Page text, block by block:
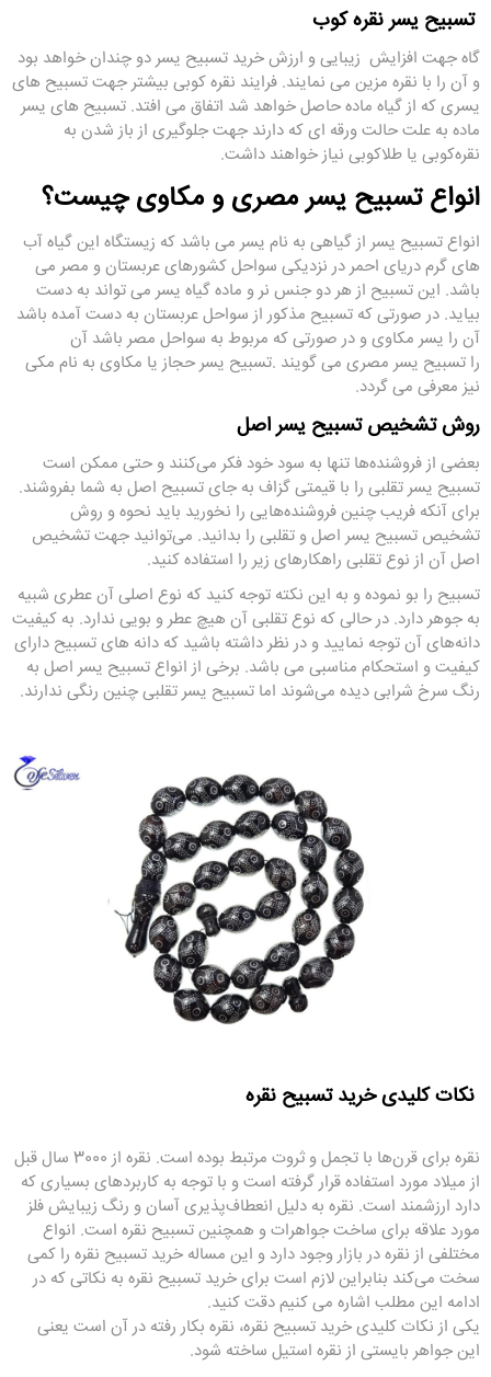
تسبیح یسر نقره کوب
گاه جهت افزایش زیبایی و ارزش خرید تسبیح یسر دو چندان خواهد بود
و آن را با نقره مزین می نمایند. فرایند نقره کوبی بیشتر جهت تسبیح‌‌ های
یسری که از گیاه ماده حاصل خواهد شد اتفاق می‌ افتد. تسبیح ‌های یسر
ماده به علت حالت ورقه ‌ای که دارند جهت جلوگیری از باز شدن به
نقره‌کوبی یا طلا‌کوبی نیاز خواهند داشت.
انواع تسبیح یسر مصری و مکاوی چیست؟
انواع تسبیح یسر از گیاهی به نام یسر می باشد که زیستگاه این گیاه آب
‌های گرم دریای احمر در نزدیکی سواحل کشورهای عربستان و مصر می
باشد. این تسبیح از هر دو جنس نر و ماده گیاه یسر می ‌تواند به دست
بیاید. در صورتی که تسبیح مذکور از سواحل عربستان به دست آمده باشد
آن را یسر مکاوی و در صورتی که مربوط به سواحل مصر باشد آن
را تسبیح یسر مصری می گویند .تسبیح یسر حجاز یا مکاوی به نام مکی
نیز معرفی می گردد.
روش تشخیص تسبیح یسر اصل
بعضی از فروشنده‌ها تنها به سود خود فکر می‌کنند و حتی ممکن است
تسبیح یسر تقلبی را با قیمتی گزاف به جای تسبیح اصل به شما بفروشند.
برای آنکه فریب چنین فروشنده‌هایی را نخورید باید نحوه و روش
تشخیص تسبیح یسر اصل و تقلبی را بدانید. می‌توانید جهت تشخیص
اصل آن از نوع تقلبی راهکارهای زیر را استفاده کنید.
تسبیح را بو نموده و به این نکته توجه کنید که نوع اصلی آن عطری شبیه
به جوهر دارد. در حالی که نوع تقلبی آن هیچ عطر و بویی ندارد. به کیفیت
دانه‌های آن توجه نمایید و در نظر داشته باشید که دانه ‌های تسبیح دارای
کیفیت و استحکام مناسبی می باشد. برخی از انواع تسبیح یسر اصل به
رنگ سرخ شرابی دیده می‌شوند اما تسبیح‌ یسر تقلبی چنین رنگی ندارند.
نکات کلیدی خرید تسبیح نقره
نقره برای قرن‌ها با تجمل و ثروت مرتبط بوده است. نقره از 3000 سال قبل
از میلاد مورد استفاده قرار گرفته است و با توجه به کاربردهای بسیاری که
دارد ارزشمند است. نقره به دلیل انعطاف‌پذیری آسان و رنگ زیبایش فلز
مورد علاقه برای ساخت جواهرات و همچنین تسبیح نقره است. انواع
مختلفی از نقره در بازار وجود دارد و این مساله خرید تسبیح نقره را کمی
سخت می‌کند بنابراین لازم است برای خرید تسبیح نقره به نکاتی که در
ادامه این مطلب اشاره می کنیم دقت کنید.
یکی از نکات کلیدی خرید تسبیح نقره، نقره بکار رفته در آن است یعنی
این جواهر بایستی از نقره استیل ساخته شود.